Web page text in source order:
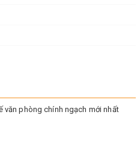
văn phòng chính ngạch mới nhất